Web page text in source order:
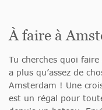
À faire à
Tu cherches quoi
a plus qu’assez de
Amsterdam ! Une
est un régal pour